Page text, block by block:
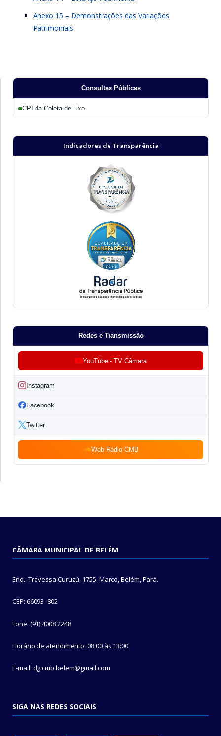
Anexo 15 – Demonstrações das Variações
Patrimoniais
Consultas Públicas
CPI da Coleta de Lixo
Indicadores de Transparência
Redes e Transmissão
YouTube - TV Câmara
Instagram
Facebook
Twitter
Web Rádio CMB
CÂMARA MUNICIPAL DE BELÉM
End.: Travessa Curuzú, 1755. Marco, Belém, Pará.
CEP: 66093- 802
Fone: (91) 4008 2248
Horário de atendimento: 08:00 às 13:00
E-mail: dg.cmb.belem@gmail.com
SIGA NAS REDES SOCIAIS